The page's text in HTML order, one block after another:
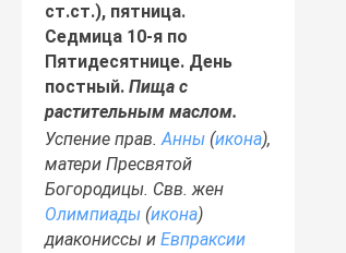
ст.ст.), пятница.
Седмица 10-я по
Пятидесятнице. День
постный.Пища с
растительным маслом.
Успение прав.Анны (икона),
матери Пресвятой
Богородицы. Свв. жен
Олимпиады (икона)
диакониссы иЕвпраксии